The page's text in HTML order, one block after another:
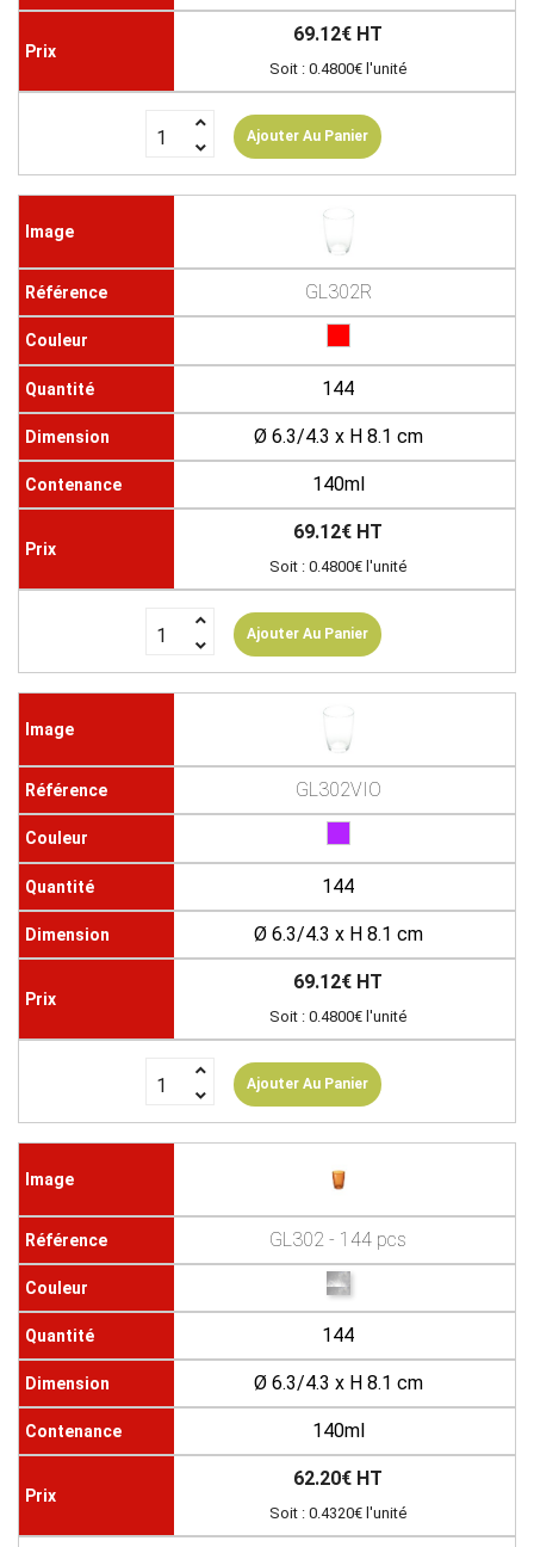
69.12€ HT
Soit : 0.4800€ l'unité
Ajouter Au Panier
GL302R
144
Ø 6.3/4.3 x H 8.1 cm
140ml
69.12€ HT
Soit : 0.4800€ l'unité
Ajouter Au Panier
GL302VIO
144
Ø 6.3/4.3 x H 8.1 cm
69.12€ HT
Soit : 0.4800€ l'unité
Ajouter Au Panier
GL302 - 144 pcs
144
Ø 6.3/4.3 x H 8.1 cm
140ml
62.20€ HT
Soit : 0.4320€ l'unité